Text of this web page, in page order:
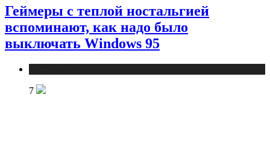
Геймеры с теплой ностальгией
вспоминают, как надо было
выключать Windows 95
7